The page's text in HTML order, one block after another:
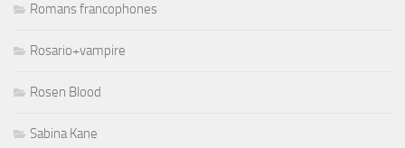
Romans francophones
Rosario+vampire
Rosen Blood
Sabina Kane